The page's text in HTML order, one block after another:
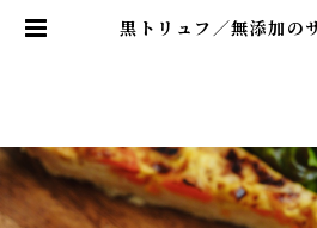
黒トリュフ／無添加の